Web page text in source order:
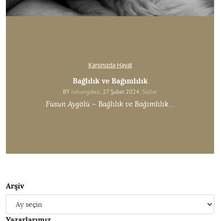
Karşınızda Hayat
Bağlılık ve Bağımlılık
BY ruhungidasi, 27 Şubat 2024, Sözler
Füsun Aygölü – Bağlılık ve Bağımlılık…
Arşiv
Arşiv